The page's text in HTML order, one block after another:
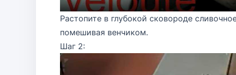
Растопите в глубокой сковороде
помешивая венчиком.
Шаг 2: